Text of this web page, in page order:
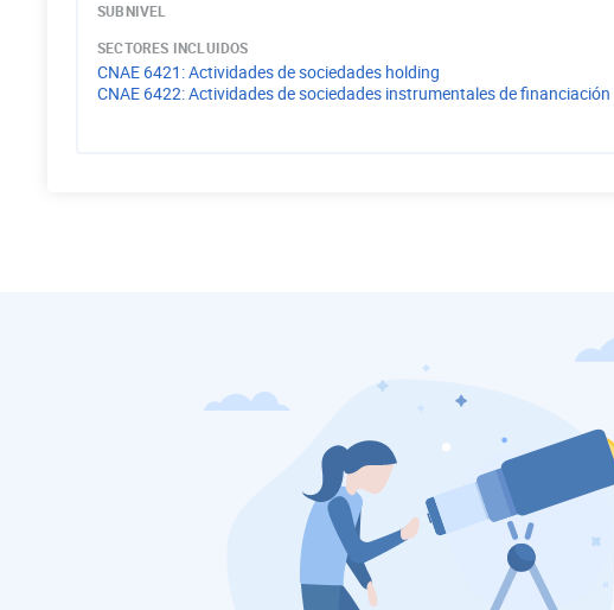
SUBNIVEL
SECTORES INCLUIDOS
CNAE 6421 :Actividades de sociedades holding
CNAE 6422:Actividades de sociedades instrumentales de financiación